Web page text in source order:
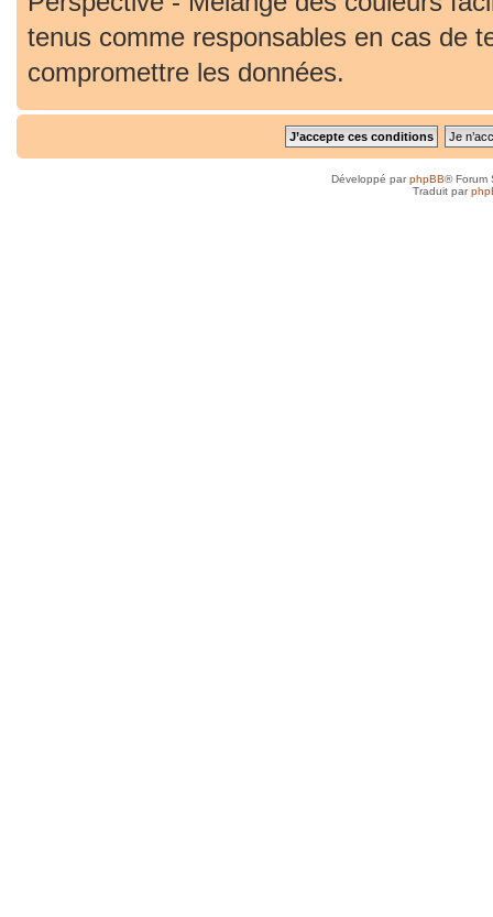
tenus comme responsables en cas de
compromettre les données.
Développé parphpBB® Forum
Traduit par